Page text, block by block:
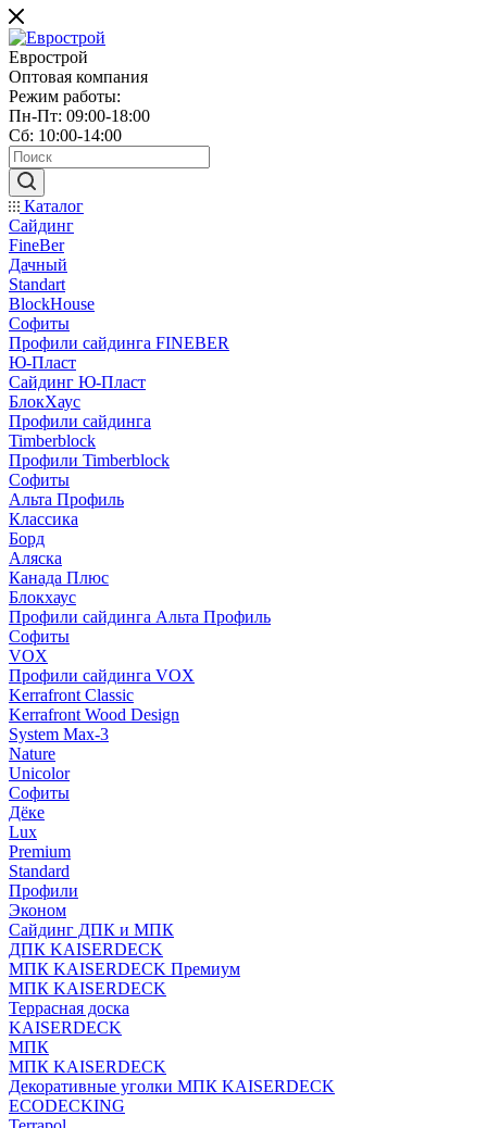
Еврострой
Оптовая компания
Режим работы:
Пн-Пт: 09:00-18:00
Сб: 10:00-14:00
Каталог
Сайдинг
FineBer
Дачный
Standart
BlockHouse
Софиты
Профили сайдинга FINEBER
Ю-Пласт
Сайдинг Ю-Пласт
БлокХаус
Профили сайдинга
Timberblock
Профили Timberblock
Софиты
Альта Профиль
Классика
Борд
Аляска
Канада Плюс
Блокхаус
Профили сайдинга Альта Профиль
Софиты
VOX
Профили сайдинга VOX
Kerrafront Classic
Kerrafront Wood Design
System Max-3
Nature
Unicolor
Софиты
Дёке
Lux
Premium
Standard
Профили
Эконом
Сайдинг ДПК и МПК
ДПК KAISERDECK
МПК KAISERDECK Премиум
МПК KAISERDECK
Террасная доска
KAISERDECK
МПК
МПК KAISERDECK
Декоративные уголки МПК KAISERDECK
ECODECKING